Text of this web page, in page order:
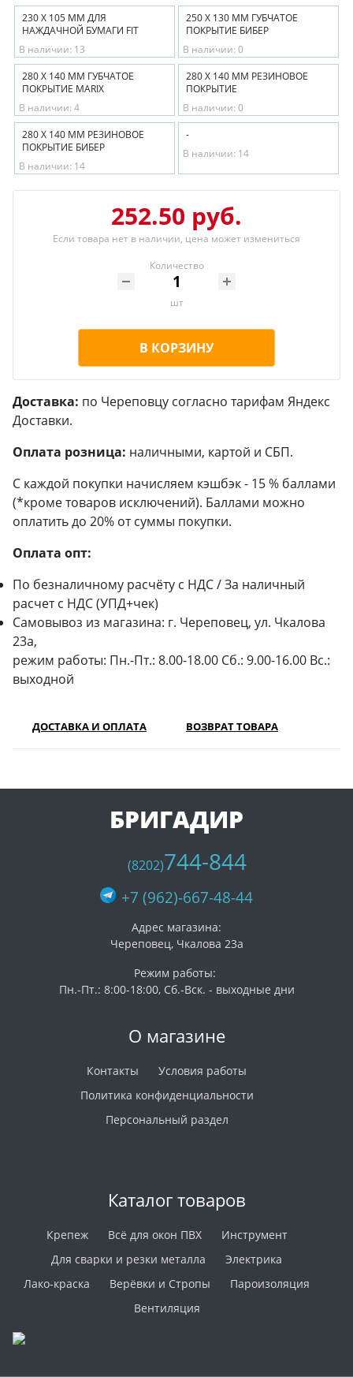
230 Х 105 ММ ДЛЯ
НАЖДАЧНОЙ БУМАГИ FIT
В наличии: 13
250 Х 130 ММ ГУБЧАТОЕ
ПОКРЫТИЕ БИБЕР
В наличии: 0
280 Х 140 ММ ГУБЧАТОЕ
ПОКРЫТИЕ MARIX
В наличии: 4
280 Х 140 ММ РЕЗИНОВОЕ
ПОКРЫТИЕ
В наличии: 0
280 Х 140 ММ РЕЗИНОВОЕ
ПОКРЫТИЕ БИБЕР
В наличии: 14
-
В наличии: 14
252.50 руб.
Если товара нет в наличии, цена может измениться
Количество
шт
В КОРЗИНУ
Доставка: по Череповцу согласно тарифам Яндекс
Доставки.
Оплата розница: наличными, картой и СБП.
С каждой покупки начисляем кэшбэк - 15 % баллами
(*кроме товаров исключений). Баллами можно
оплатить до 20% от суммы покупки.
Оплата опт:
По безналичному расчёту с НДС / За наличный
расчет с НДС (УПД+чек)
Самовывоз из магазина: г. Череповец, ул. Чкалова
23а,
режим работы: Пн.-Пт.: 8.00-18.00 Сб.: 9.00-16.00 Вс.:
выходной
ДОСТАВКА И ОПЛАТА ВОЗВРАТ ТОВАРА
О магазине
Контакты
Условия работы
Политика конфиденциальности
Персональный раздел
Каталог товаров
Крепеж Всё для окон ПВХ
Инструмент
Для сварки и резки металла
Электрика
Лако-краска
Верёвки и Стропы
Пароизоляция
Вентиляция
БРИГАДИР
(8202)744-844
+7 (962)-667-48-44
Адрес магазина:
Череповец, Чкалова 23а
Режим работы:
Пн.-Пт.: 8:00-18:00, Сб.-Вск. - выходные дни